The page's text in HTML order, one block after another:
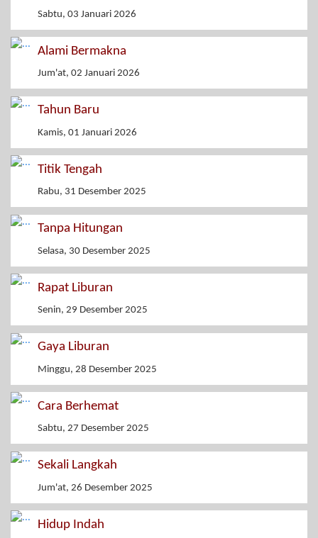
Sabtu, 03 Januari 2026
Alami Bermakna
Jum'at, 02 Januari 2026
Tahun Baru
Kamis, 01 Januari 2026
Titik Tengah
Rabu, 31 Desember 2025
Tanpa Hitungan
Selasa, 30 Desember 2025
Rapat Liburan
Senin, 29 Desember 2025
Gaya Liburan
Minggu, 28 Desember 2025
Cara Berhemat
Sabtu, 27 Desember 2025
Sekali Langkah
Jum'at, 26 Desember 2025
Hidup Indah